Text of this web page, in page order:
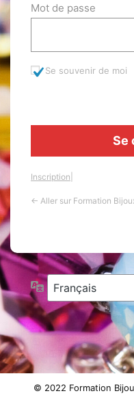
Mot de passe
Se souvenir de moi
Inscription
← Aller sur Formation
Langue
© 2022 Formation